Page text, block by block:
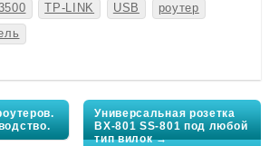
TP-LINK USB
роутер
Универсальная розетка
BX-801 SS-801 под любой
тип вилок →